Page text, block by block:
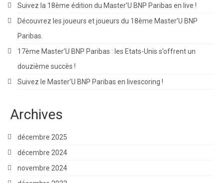
Suivez la 18ème édition du Master’U BNP Paribas en live !
Découvrez les joueurs et joueurs du 18ème Master’U BNP
Paribas.
17ème Master’U BNP Paribas : les Etats-Unis s’offrent un
douzième succès !
Suivez le Master’U BNP Paribas en livescoring !
Archives
décembre 2025
décembre 2024
novembre 2024